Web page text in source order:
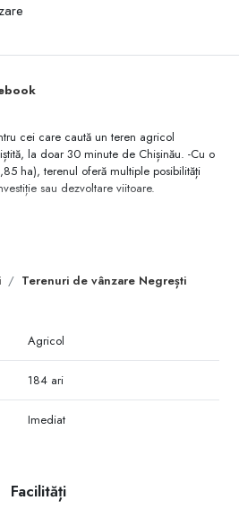
Terenuri de vânzare Negrești
cei care caută un teren agricol
la doar 30 minute de Chișinău. -Cu o
ha), terenul oferă multiple posibilități
sau dezvoltare viitoare.
culturi agricole
urbană
Agricol
184 ari
Imediat
Facilități